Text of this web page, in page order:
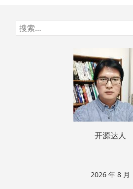
跳
至
搜
索：
开源达人
2026 年 8 月